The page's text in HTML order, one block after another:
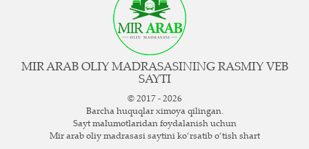
MIR ARAB OLIY MADRASASINING RASMIY VEB
SAYTI
© 2017 - 2026
Barcha huquqlar ximoya qilingan.
Sayt ma`lumotlaridan foydalanish uchun
Mir arab oliy madrasasi saytini ko‘rsatib o‘tish shart